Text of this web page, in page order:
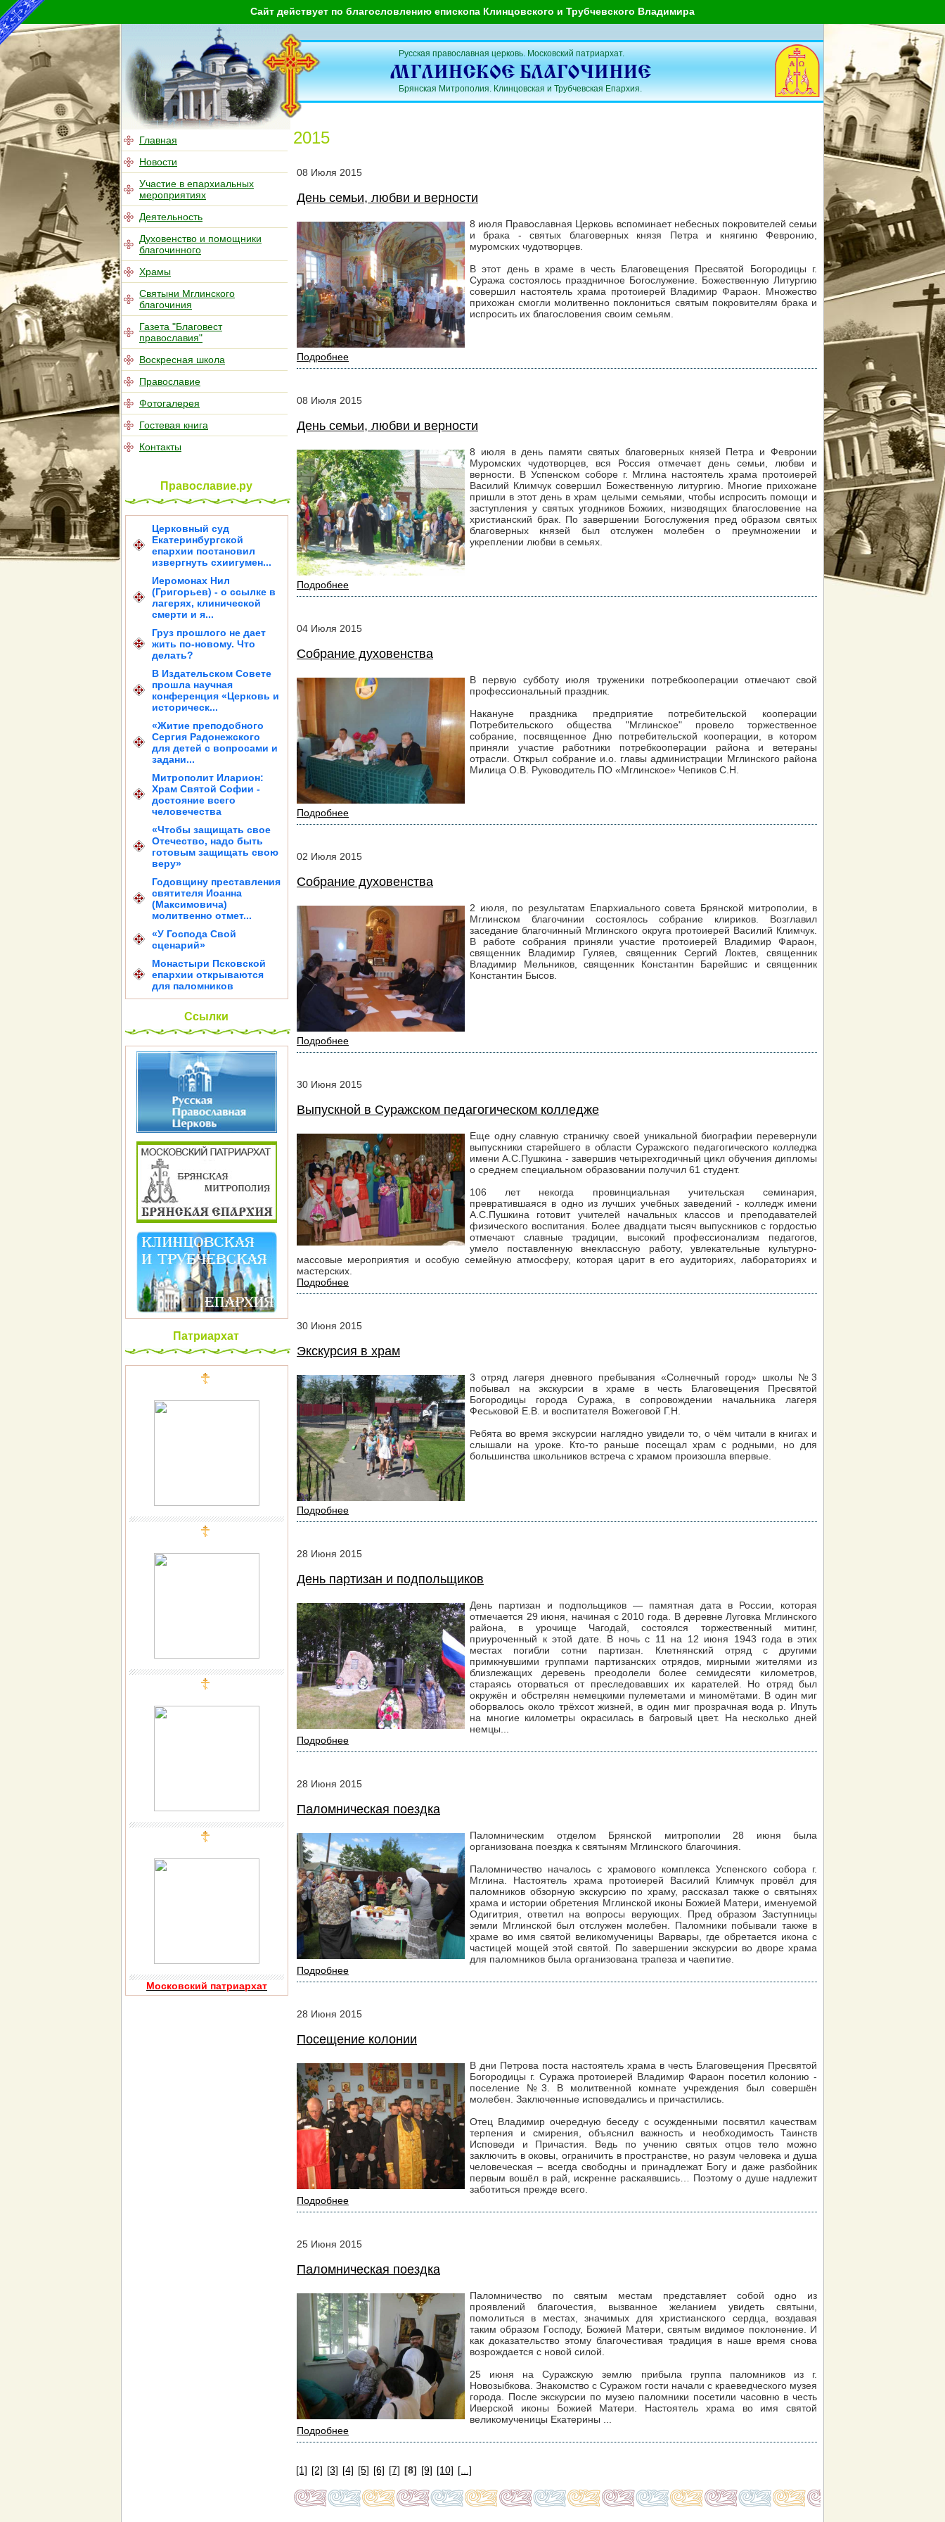
Сайт действует по благословлению епископа Клинцовского и Трубчевского Владимира
Главная
Новости
Участие в епархиальных
мероприятиях
Деятельность
Духовенство и помощники
благочинного
Храмы
Святыни Мглинского
благочиния
Газета "Благовест
православия"
Воскресная школа
Православие
Фотогалерея
Гостевая книга
Контакты
Православие.ру
Церковный суд
Екатеринбургской
епархии постановил
извергнуть схиигумен...
Иеромонах Нил
(Григорьев) - о ссылке в
лагерях, клинической
смерти и я...
Груз прошлого не дает
жить по-новому. Что
делать?
В Издательском Совете
прошла научная
конференция «Церковь и
историческ...
«Житие преподобного
Сергия Радонежского
для детей с вопросами и
задани...
Митрополит Иларион:
Храм Святой Софии -
достояние всего
человечества
«Чтобы защищать свое
Отечество, надо быть
готовым защищать свою
веру»
Годовщину преставления
святителя Иоанна
(Максимовича)
молитвенно отмет...
«У Господа Свой
сценарий»
Монастыри Псковской
епархии открываются
для паломников
Ссылки
Патриархат
Московский патриархат
Русская православная церковь. Московский патриархат.
Брянская Митрополия. Клинцовская и Трубчевская Епархия.
2015
08 Июля 2015
День семьи, любви и верности
8 июля Православная Церковь вспоминает небесных покровителей семьи
и брака - святых благоверных князя Петра и княгиню Февронию,
муромских чудотворцев.
В этот день в храме в честь Благовещения Пресвятой Богородицы г.
Суража состоялось праздничное Богослужение. Божественную Литургию
совершил настоятель храма протоиерей Владимир Фараон. Множество
прихожан смогли молитвенно поклониться святым покровителям брака и
испросить их благословения своим семьям.
Подробнее
08 Июля 2015
День семьи, любви и верности
8 июля в день памяти святых благоверных князей Петра и Февронии
Муромских чудотворцев, вся Россия отмечает день семьи, любви и
верности. В Успенском соборе г. Мглина настоятель храма протоиерей
Василий Климчук совершил Божественную литургию. Многие прихожане
пришли в этот день в храм целыми семьями, чтобы испросить помощи и
заступления у святых угодников Божиих, низводящих благословение на
христианский брак. По завершении Богослужения пред образом святых
благоверных князей был отслужен молебен о преумножении и
укреплении любви в семьях.
Подробнее
04 Июля 2015
Собрание духовенства
В первую субботу июля труженики потребкооперации отмечают свой
профессиональный праздник.
Накануне праздника предприятие потребительской кооперации
Потребительского общества "Мглинское" провело торжественное
собрание, посвященное Дню потребительской кооперации, в котором
приняли участие работники потребкооперации района и ветераны
отрасли. Открыл собрание и.о. главы администрации Мглинского района
Милица О.В. Руководитель ПО «Мглинское» Чепиков С.Н.
Подробнее
02 Июля 2015
Собрание духовенства
2 июля, по результатам Епархиального совета Брянской митрополии, в
Мглинском благочинии состоялось собрание клириков. Возглавил
заседание благочинный Мглинского округа протоиерей Василий Климчук.
В работе собрания приняли участие протоиерей Владимир Фараон,
священник Владимир Гуляев, священник Сергий Локтев, священник
Владимир Мельников, священник Константин Барейшис и священник
Константин Бысов.
Подробнее
30 Июня 2015
Выпускной в Суражском педагогическом колледже
Еще одну славную страничку своей уникальной биографии перевернули
выпускники старейшего в области Суражского педагогического колледжа
имени А.С.Пушкина - завершив четырехгодичный цикл обучения дипломы
о среднем специальном образовании получил 61 студент.
106 лет некогда провинциальная учительская семинария,
превратившаяся в одно из лучших учебных заведений - колледж имени
А.С.Пушкина готовит учителей начальных классов и преподавателей
физического воспитания. Более двадцати тысяч выпускников с гордостью
отмечают славные традиции, высокий профессионализм педагогов,
умело поставленную внеклассную работу, увлекательные культурно-
массовые мероприятия и особую семейную атмосферу, которая царит в его аудиториях, лабораториях и
мастерских.
Подробнее
30 Июня 2015
Экскурсия в храм
3 отряд лагеря дневного пребывания «Солнечный город» школы №3
побывал на экскурсии в храме в честь Благовещения Пресвятой
Богородицы города Суража, в сопровождении начальника лагеря
Феськовой Е.В. и воспитателя Вожеговой Г.Н.
Ребята во время экскурсии наглядно увидели то, о чём читали в книгах и
слышали на уроке. Кто-то раньше посещал храм с родными, но для
большинства школьников встреча с храмом произошла впервые.
Подробнее
28 Июня 2015
День партизан и подпольщиков
День партизан и подпольщиков — памятная дата в России, которая
отмечается 29 июня, начиная с 2010 года. В деревне Луговка Мглинского
района, в урочище Чагодай, состоялся торжественный митинг,
приуроченный к этой дате. В ночь с 11 на 12 июня 1943 года в этих
местах погибли сотни партизан. Клетнянский отряд с другими
примкнувшими группами партизанских отрядов, мирными жителями из
близлежащих деревень преодолели более семидесяти километров,
стараясь оторваться от преследовавших их карателей. Но отряд был
окружён и обстрелян немецкими пулеметами и миномётами. В один миг
оборвалось около трёхсот жизней, в один миг прозрачная вода р. Ипуть
на многие километры окрасилась в багровый цвет. На несколько дней
немцы...
Подробнее
28 Июня 2015
Паломническая поездка
Паломническим отделом Брянской митрополии 28 июня была
организована поездка к святыням Мглинского благочиния.
Паломничество началось с храмового комплекса Успенского собора г.
Мглина. Настоятель храма протоиерей Василий Климчук провёл для
паломников обзорную экскурсию по храму, рассказал также о святынях
храма и истории обретения Мглинской иконы Божией Матери, именуемой
Одигитрия, ответил на вопросы верующих. Пред образом Заступницы
земли Мглинской был отслужен молебен. Паломники побывали также в
храме во имя святой великомученицы Варвары, где обретается икона с
частицей мощей этой святой. По завершении экскурсии во дворе храма
для паломников была организована трапеза и чаепитие.
Подробнее
28 Июня 2015
Посещение колонии
В дни Петрова поста настоятель храма в честь Благовещения Пресвятой
Богородицы г. Суража протоиерей Владимир Фараон посетил колонию -
поселение №3. В молитвенной комнате учреждения был совершён
молебен. Заключенные исповедались и причастились.
Отец Владимир очередную беседу с осужденными посвятил качествам
терпения и смирения, объяснил важность и необходимость Таинств
Исповеди и Причастия. Ведь по учению святых отцов тело можно
заключить в оковы, ограничить в пространстве, но разум человека и душа
человеческая – всегда свободны и принадлежат Богу и даже разбойник
первым вошёл в рай, искренне раскаявшись… Поэтому о душе надлежит
заботиться прежде всего.
Подробнее
25 Июня 2015
Паломническая поездка
Паломничество по святым местам представляет собой одно из
проявлений благочестия, вызванное желанием увидеть святыни,
помолиться в местах, значимых для христианского сердца, воздавая
таким образом Господу, Божией Матери, святым видимое поклонение. И
как доказательство этому благочестивая традиция в наше время снова
возрождается с новой силой.
25 июня на Суражскую землю прибыла группа паломников из г.
Новозыбкова. Знакомство с Суражом гости начали с краеведческого музея
города. После экскурсии по музею паломники посетили часовню в честь
Иверской иконы Божией Матери. Настоятель храма во имя святой
великомученицы Екатерины ...
Подробнее
[1] [2] [3] [4] [5] [6] [7] [8] [9] [10] [...]